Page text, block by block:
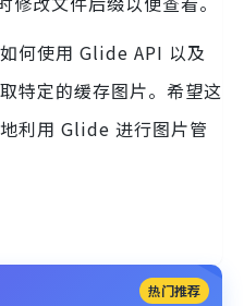
何使用 Glide API 以及
特定的缓存图片。希望这
利用 Glide 进行图片管
热门推荐